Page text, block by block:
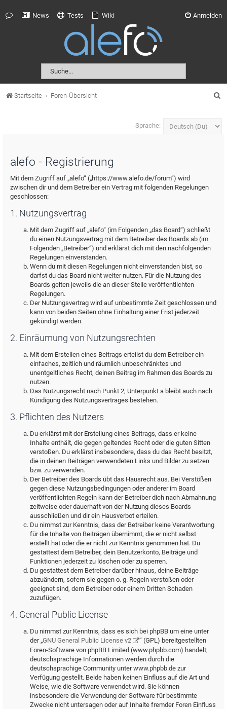
News Tests Wiki Anmelden
Startseite Foren-Übersicht
Sprache:
alefo - Registrierung
Mit dem Zugriff auf „alefo“ („https://www.alefo.de/forum“) wird
zwischen dir und dem Betreiber ein Vertrag mit folgenden Regelungen
geschlossen:
1. Nutzungsvertrag
Mit dem Zugriff auf „alefo“ (im Folgenden „das Board“) schließt
du einen Nutzungsvertrag mit dem Betreiber des Boards ab (im
Folgenden „Betreiber“) und erklärst dich mit den nachfolgenden
Regelungen einverstanden.
Wenn du mit diesen Regelungen nicht einverstanden bist, so
darfst du das Board nicht weiter nutzen. Für die Nutzung des
Boards gelten jeweils die an dieser Stelle veröffentlichten
Regelungen.
Der Nutzungsvertrag wird auf unbestimmte Zeit geschlossen und
kann von beiden Seiten ohne Einhaltung einer Frist jederzeit
gekündigt werden.
2. Einräumung von Nutzungsrechten
Mit dem Erstellen eines Beitrags erteilst du dem Betreiber ein
einfaches, zeitlich und räumlich unbeschränktes und
unentgeltliches Recht, deinen Beitrag im Rahmen des Boards zu
nutzen.
Das Nutzungsrecht nach Punkt 2, Unterpunkt a bleibt auch nach
Kündigung des Nutzungsvertrages bestehen.
3. Pflichten des Nutzers
Du erklärst mit der Erstellung eines Beitrags, dass er keine
Inhalte enthält, die gegen geltendes Recht oder die guten Sitten
verstoßen. Du erklärst insbesondere, dass du das Recht besitzt,
die in deinen Beiträgen verwendeten Links und Bilder zu setzen
bzw. zu verwenden.
Der Betreiber des Boards übt das Hausrecht aus. Bei Verstößen
gegen diese Nutzungsbedingungen oder anderer im Board
veröffentlichten Regeln kann der Betreiber dich nach Abmahnung
zeitweise oder dauerhaft von der Nutzung dieses Boards
ausschließen und dir ein Hausverbot erteilen.
Du nimmst zur Kenntnis, dass der Betreiber keine Verantwortung
für die Inhalte von Beiträgen übernimmt, die er nicht selbst
erstellt hat oder die er nicht zur Kenntnis genommen hat. Du
gestattest dem Betreiber, dein Benutzerkonto, Beiträge und
Funktionen jederzeit zu löschen oder zu sperren.
Du gestattest dem Betreiber darüber hinaus, deine Beiträge
abzuändern, sofern sie gegen o. g. Regeln verstoßen oder
geeignet sind, dem Betreiber oder einem Dritten Schaden
zuzufügen.
4. General Public License
Du nimmst zur Kenntnis, dass es sich bei phpBB um eine unter
der „GNU General Public License v2
“ (GPL) bereitgestellten
Foren-Software von phpBB Limited (www.phpbb.com) handelt;
deutschsprachige Informationen werden durch die
deutschsprachige Community unter www.phpbb.de zur
Verfügung gestellt. Beide haben keinen Einfluss auf die Art und
Weise, wie die Software verwendet wird. Sie können
insbesondere die Verwendung der Software für bestimmte
Zwecke nicht untersagen oder auf Inhalte fremder Foren Einfluss